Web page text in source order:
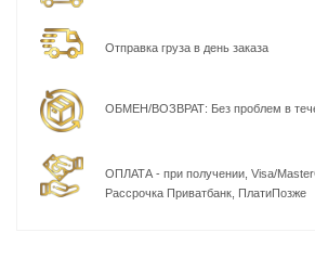
Отправка груза в день заказа
ОБМЕН/ВОЗВРАТ: Без проблем в
ОПЛАТА - при получении, Visa/
Рассрочка Приватбанк, ПлатиПозже